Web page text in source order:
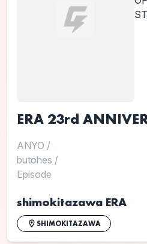
ERA 23rd
ANYO /
butohes /
Episode
shimokitazawa ERA
SHIMOKITAZAWA